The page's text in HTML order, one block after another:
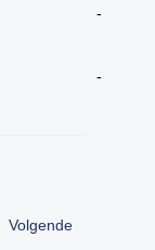
Zoeken
carcinoom
-
-
Volgende